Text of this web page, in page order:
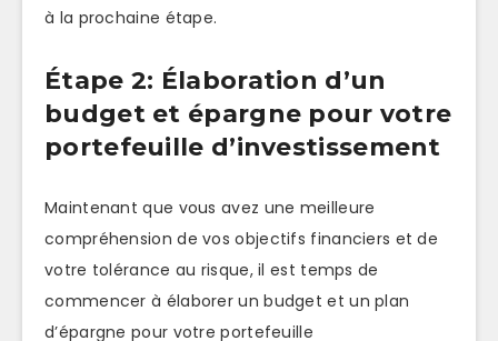
à la prochaine étape.
Étape 2: Élaboration d’un
budget et épargne pour votre
portefeuille d’investissement
Maintenant que vous avez une meilleure
compréhension de vos objectifs financiers et de
votre tolérance au risque, il est temps de
commencer à élaborer un budget et un plan
d’épargne pour votre portefeuille